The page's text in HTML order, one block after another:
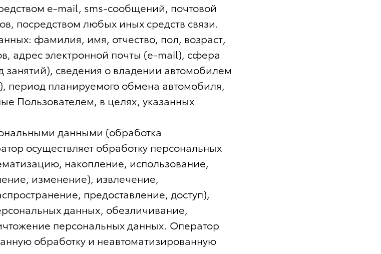
e-mail, sms-сообщений, почтовой
посредством любых иных средств связи.
фамилия, имя, отчество, пол, возраст,
адрес электронной почты (e-mail), сфера
занятий), сведения о владении автомобилем
период планируемого обмена автомобиля,
Пользователем, в целях, указанных
данными (обработка
осуществляет обработку персональных
накопление, использование,
изменение), извлечение,
предоставление, доступ),
данных, обезличивание,
персональных данных. Оператор
обработку и неавтоматизированную